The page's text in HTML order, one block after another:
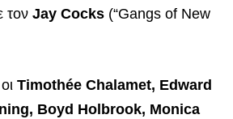
τον Jay Cocks (“Gangs of New
Timothée Chalamet, Edward
Boyd Holbrook, Monica